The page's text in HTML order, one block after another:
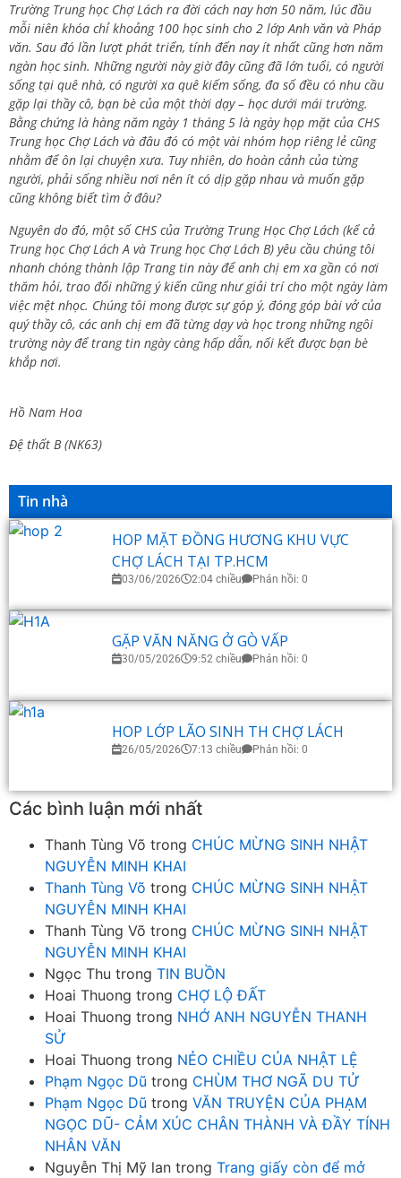
Trường Trung học Chợ Lách ra đời cách nay hơn 50 năm, lúc đầu
mỗi niên khóa chỉ khoảng 100 học sinh cho 2 lớp Anh văn và Pháp
văn. Sau đó lần lượt phát triển, tính đến nay ít nhất cũng hơn năm
ngàn học sinh. Những người này giờ đây cũng đã lớn tuổi, có người
sống tại quê nhà, có người xa quê kiếm sống, đa số đều có nhu cầu
gặp lại thầy cô, bạn bè của một thời dạy – học dưới mái trường.
Bằng chứng là hàng năm ngày 1 tháng 5 là ngày họp mặt của CHS
Trung học Chợ Lách và đâu đó có một vài nhóm họp riêng lẻ cũng
nhằm để ôn lại chuyện xưa. Tuy nhiên, do hoàn cảnh của từng
người, phải sống nhiều nơi nên ít có dịp gặp nhau và muốn gặp
cũng không biết tìm ở đâu?
Nguyên do đó, một số CHS của Trường Trung Học Chợ Lách (kể cả
Trung học Chợ Lách A và Trung học Chợ Lách B) yêu cầu chúng tôi
nhanh chóng thành lập Trang tin này để anh chị em xa gần có nơi
thăm hỏi, trao đổi những ý kiến cũng như giải trí cho một ngày làm
việc mệt nhọc. Chúng tôi mong được sự góp ý, đóng góp bài vở của
quý thầy cô, các anh chị em đã từng dạy và học trong những ngôi
trường này để trang tin ngày càng hấp dẫn, nối kết được bạn bè
khắp nơi.
Hồ Nam Hoa
Đệ thất B (NK63)
Tin nhà
HOP MẶT ĐỒNG HƯƠNG KHU VỰC
CHỢ LÁCH TẠI TP.HCM
03/06/2026 2:04 chiều Phản hồi: 0
GẶP VĂN NĂNG Ở GÒ VẤP
30/05/2026 9:52 chiều Phản hồi: 0
HOP LỚP LÃO SINH TH CHỢ LÁCH
26/05/2026 7:13 chiều Phản hồi: 0
Các bình luận mới nhất
Thanh Tùng Võ trong CHÚC MỪNG SINH NHẬT
NGUYỄN MINH KHAI
Thanh Tùng Võ trong CHÚC MỪNG SINH NHẬT
NGUYỄN MINH KHAI
Thanh Tùng Võ trong CHÚC MỪNG SINH NHẬT
NGUYỄN MINH KHAI
Ngọc Thu trong TIN BUỒN
Hoai Thuong trong CHỢ LỘ ĐẤT
Hoai Thuong trong NHỚ ANH NGUYỄN THANH
SỬ
Hoai Thuong trong NẺO CHIỀU CỦA NHẬT LỆ
Phạm Ngọc Dũ trong CHÙM THƠ NGÃ DU TỬ
Phạm Ngọc Dũ trong VĂN TRUYỆN CỦA PHẠM
NGỌC DŨ- CẢM XÚC CHÂN THÀNH VÀ ĐẦY TÍNH
NHÂN VĂN
Nguyễn Thị Mỹ lan trong Trang giấy còn để mở